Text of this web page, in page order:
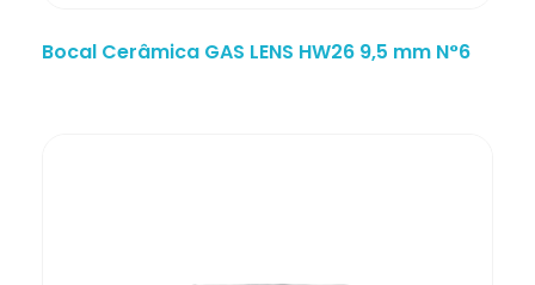
Bocal Cerâmica GAS LENS HW26 9,5 mm N°6